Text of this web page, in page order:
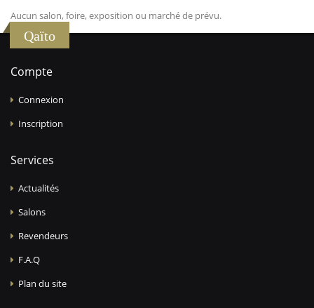
Aucun salon, foire, exposition ou marché de prévu.
Qaïto
Compte
Connexion
Inscription
Services
Actualités
Salons
Revendeurs
F.A.Q
Plan du site